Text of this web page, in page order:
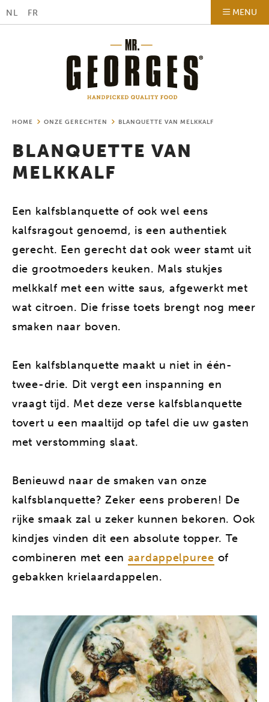
NL FR MENU
HOME ONZE GERECHTEN BLANQUETTE VAN MELKKALF
BLANQUETTE VAN
MELKKALF
Een kalfsblanquette of ook wel eens
kalfsragout genoemd, is een authentiek
gerecht. Een gerecht dat ook weer stamt uit
die grootmoeders keuken. Mals stukjes
melkkalf met een witte saus, afgewerkt met
wat citroen. Die frisse toets brengt nog meer
smaken naar boven.
Een kalfsblanquette maakt u niet in één-
twee-drie. Dit vergt een inspanning en
vraagt tijd. Met deze verse kalfsblanquette
tovert u een maaltijd op tafel die uw gasten
met verstomming slaat.
Benieuwd naar de smaken van onze
kalfsblanquette? Zeker eens proberen! De
rijke smaak zal u zeker kunnen bekoren. Ook
kindjes vinden dit een absolute topper. Te
combineren met een aardappelpuree of
gebakken krielaardappelen.